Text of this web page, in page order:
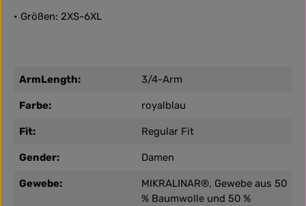
• Größen: 2XS-6XL
ArmLength: 3/4-Arm
Farbe: royalblau
Fit: Regular Fit
Gender: Damen
Gewebe:
MIKRALINAR®, Gewebe aus 50
% Baumwolle und 50 %